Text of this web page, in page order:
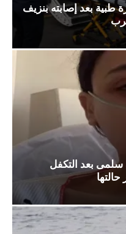
طبية بعد إصابته بنزيف
سلمى بعد التكفل